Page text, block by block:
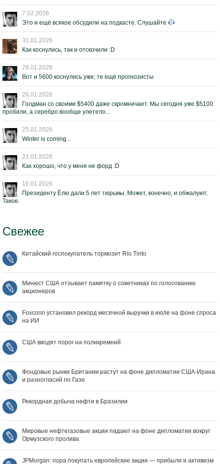
7.02.2026
Это и ещё всякое обсудили на подкасте. Слушайте
31.01.2026
Как коснулись, так и отскочили :D
29.01.2026
Вот и 5600 коснулись уже; те ещё прогнозисты
26.01.2026
Голдман со своими $5400 даже скромничает. Мы сегодня уже $5100
пробили, а серебро вообще улетело...
25.01.2026
Winter is coming...
21.01.2026
Как хорошо, что у меня не форд :D
16.01.2026
Президенту Ёлю дали 5 лет тюрьмы. Может, конечно, и обжалуют.
Такое.
Свежее
Китайский госпокупатель тормозит Rio Tinto
Минюст США отзывает памятку о советниках по голосованию
акционеров
Foxconn установил рекорд месячной выручки в июле на фоне спроса
на ИИ
США вводят порог на поликремний
Фондовые рынки Британии растут на фоне дипломатии США‑Ирана
и разногласий по Газе
Рекордная добыча нефти в Бразилии
Мировые нефтегазовые акции падают на фоне дипломатии вокруг
Ормузского пролива
JPMorgan: пора покупать европейские акции — прибыли и активизм